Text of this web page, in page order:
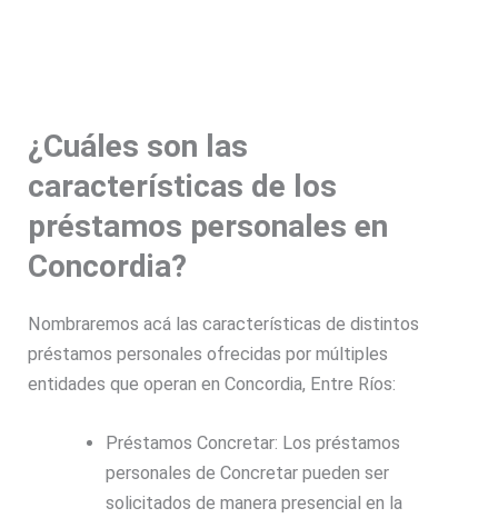
¿Cuáles son las
características de los
préstamos personales en
Concordia?
Nombraremos acá las características de distintos
préstamos personales ofrecidas por múltiples
entidades que operan en Concordia, Entre Ríos:
Préstamos Concretar: Los préstamos
personales de Concretar pueden ser
solicitados de manera presencial en la